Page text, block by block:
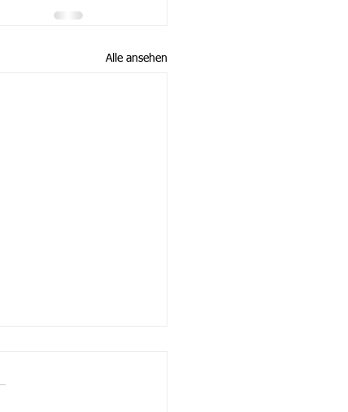
Alle ansehen